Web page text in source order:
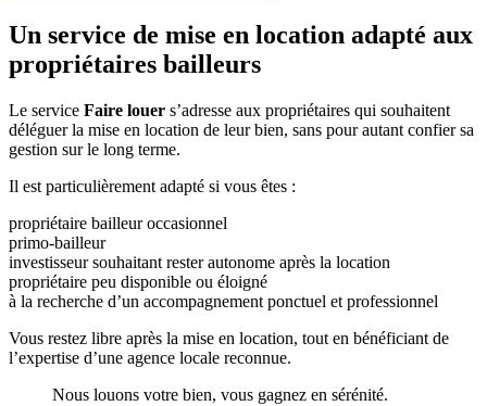
Un service de mise en location adapté aux
propriétaires bailleurs
Le service Faire louer s’adresse aux propriétaires qui souhaitent
déléguer la mise en location de leur bien, sans pour autant confier sa
gestion sur le long terme.
Il est particulièrement adapté si vous êtes :
propriétaire bailleur occasionnel
primo-bailleur
investisseur souhaitant rester autonome après la location
propriétaire peu disponible ou éloigné
à la recherche d’un accompagnement ponctuel et professionnel
Vous restez libre après la mise en location, tout en bénéficiant de
l’expertise d’une agence locale reconnue.
Nous louons votre bien, vous gagnez en sérénité.